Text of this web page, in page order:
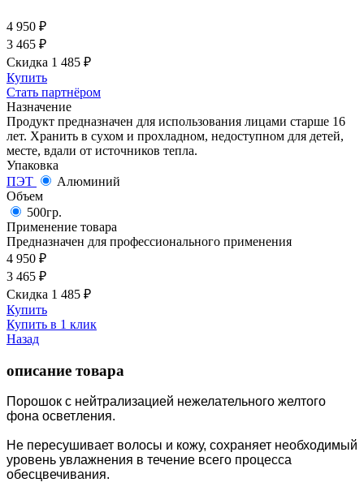
4 950 ₽
3 465 ₽
Скидка 1 485 ₽
Купить
Стать партнёром
Назначение
Продукт предназначен для использования лицами старше 16
лет. Хранить в сухом и прохладном, недоступном для детей,
месте, вдали от источников тепла.
Упаковка
ПЭТ
Алюминий
Объем
500гр.
Применение товара
Предназначен для профессионального применения
4 950 ₽
3 465 ₽
Скидка 1 485 ₽
Купить
Купить в 1 клик
Назад
описание товара
Порошок с нейтрализацией нежелательного желтого
фона осветления.
Не пересушивает волосы и кожу, сохраняет необходимый
уровень увлажнения в течение всего процесса
обесцвечивания.